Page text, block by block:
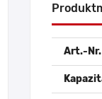
Art.-Nr.